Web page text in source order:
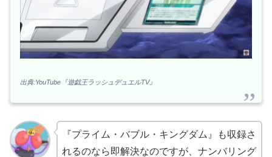
出典:YouTube『遊戯王ラッシュデュエルTV』
『プライム・バブル・キングダム』も収録さ
れるのなら即解決なのですが、ナンバリング